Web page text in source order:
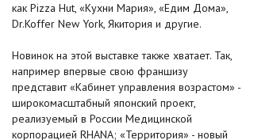
как Pizza Hut, «Кухни Мария», «Едим Дома»,
Dr.Koffer New York, Якитория и другие.
Новинок на этой выставке также хватает. Так,
например впервые свою франшизу
представит «Кабинет управления возрастом» -
широкомасштабный японский проект,
реализуемый в России Медицинской
корпорацией RHANA; «Территория» - новый